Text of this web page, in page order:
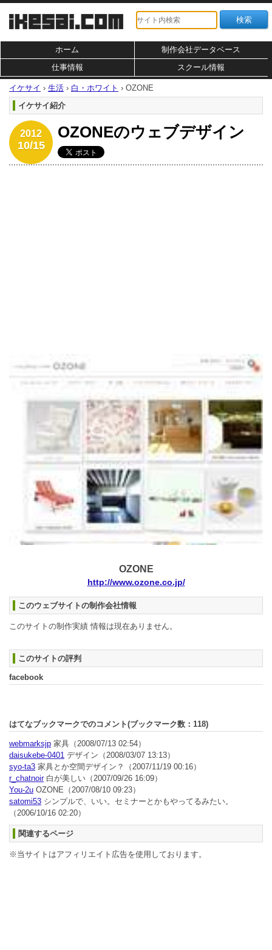
ホーム
制作会社データベース
仕事情報
スクール情報
イケサイ › 生活 › 白・ホワイト › OZONE
イケサイ紹介
2012
10/15
OZONEのウェブデザイン
OZONE
http://www.ozone.co.jp/
このウェブサイトの制作会社情報
このサイトの制作実績 情報は現在ありません。
このサイトの評判
facebook
はてなブックマークでのコメント(ブックマーク数： 118)
webmarksjp 家具 （2008/07/13 02:54）
daisukebe-0401 デザイン （2008/03/07 13:13）
syo-ta3 家具とか空間デザイン？
（2007/11/19 00:16）
r_chatnoir白が美しい （2007/09/26 16:09）
You-2u OZONE （2007/08/10 09:23）
satomi53 シンプルで、いい。セミナーとかもやってるみたい。
（2006/10/16 02:20）
関連するページ
※当サイトはアフィリエイト広告を使用しております。